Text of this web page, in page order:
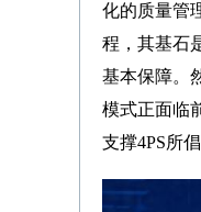
化的质量管
程，其基石
基本保障。
模式正面临
支撑4PS所